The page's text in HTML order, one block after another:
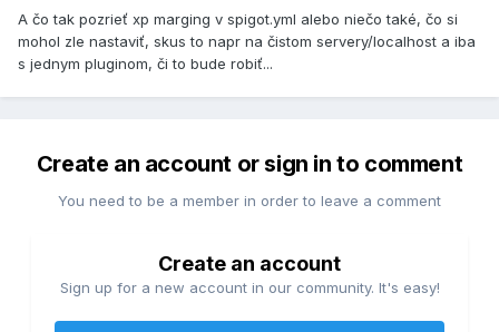
A čo tak pozrieť xp marging v spigot.yml alebo niečo také, čo si
mohol zle nastaviť, skus to napr na čistom servery/localhost a iba
s jednym pluginom, či to bude robiť...
Create an account or sign in to comment
You need to be a member in order to leave a comment
Create an account
Sign up for a new account in our community. It's easy!